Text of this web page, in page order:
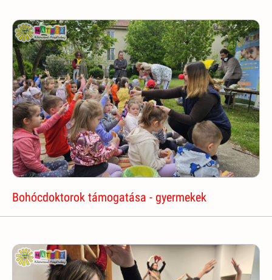
Bohócdoktorok támogatása - gyermekek